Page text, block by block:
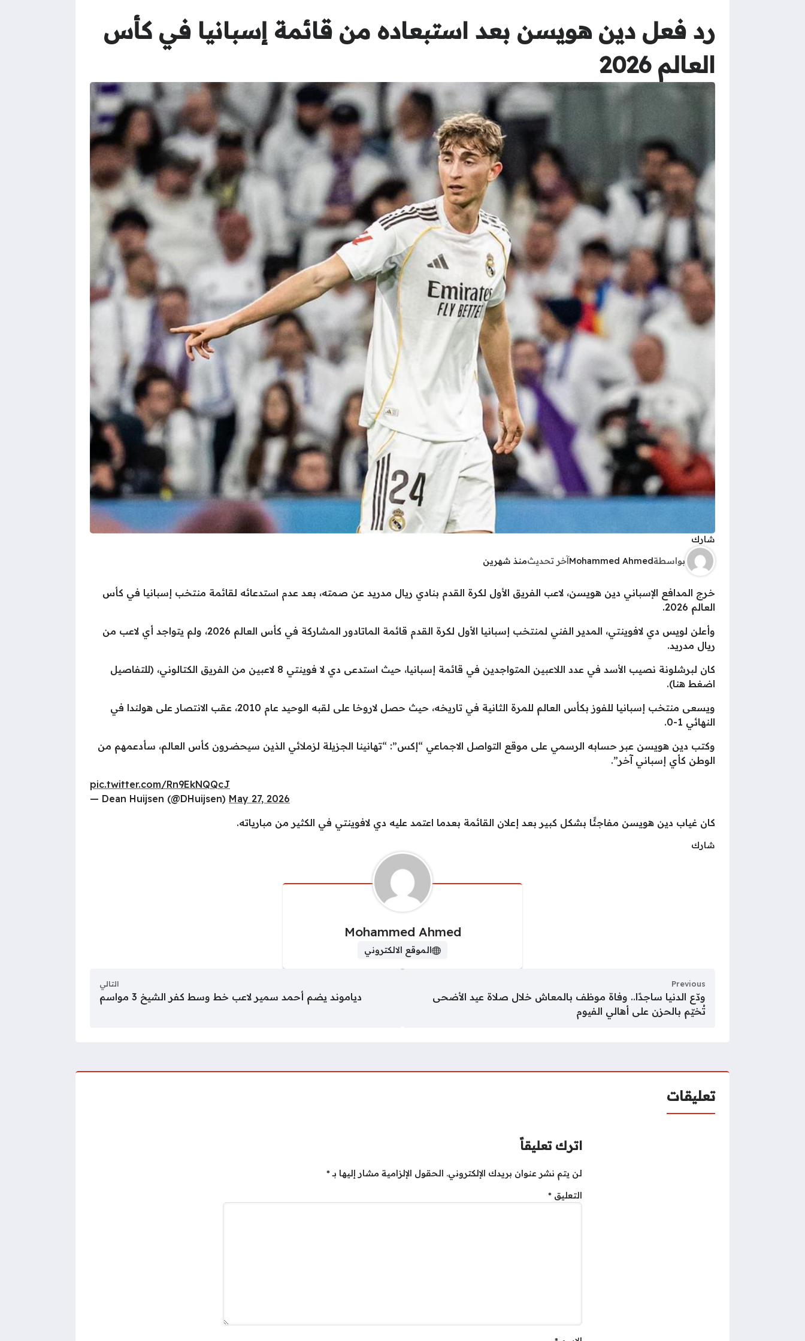
رد فعل دين هويسن بعد استبعاده من قائمة إسبانيا في كأس
العالم 2026
شارك
بواسطةMohammed Ahmedآخر تحديثمنذ شهرين
خرج المدافع الإسباني دين هويسن، لاعب الفريق الأول لكرة القدم بنادي ريال مدريد عن صمته، بعد عدم استدعائه لقائمة منتخب إسبانيا في كأس
العالم 2026.
وأعلن لويس دي لافوينتي، المدير الفني لمنتخب إسبانيا الأول لكرة القدم قائمة الماتادور المشاركة في كأس العالم 2026، ولم يتواجد أي لاعب من
ريال مدريد.
كان لبرشلونة نصيب الأسد في عدد اللاعبين المتواجدين في قائمة إسبانيا، حيث استدعى دي لا فوينتي 8 لاعبين من الفريق الكتالوني، (للتفاصيل
اضغط هنا).
ويسعى منتخب إسبانيا للفوز بكأس العالم للمرة الثانية في تاريخه، حيث حصل لاروخا على لقبه الوحيد عام 2010، عقب الانتصار على هولندا في
النهائي 1-0.
وكتب دين هويسن عبر حسابه الرسمي على موقع التواصل الاجماعي “إكس”: “تهانينا الجزيلة لزملائي الذين سيحضرون كأس العالم، سأدعمهم من
الوطن كأي إسباني آخر”.
pic.twitter.com/Rn9EkNQQcJ
— Dean Huijsen (@DHuijsen) May 27, 2026
كان غياب دين هويسن مفاجئًا بشكل كبير بعد إعلان القائمة بعدما اعتمد عليه دي لافوينتي في الكثير من مبارياته.
شارك
Mohammed Ahmed
الموقع الالكتروني
Previous
ودّع الدنيا ساجدًا.. وفاة موظف بالمعاش خلال صلاة عيد الأضحى
تُخيّم بالحزن على أهالي الفيوم
التالي
دياموند يضم أحمد سمير لاعب خط وسط كفر الشيخ 3 مواسم
تعليقات
اترك تعليقاً
لن يتم نشر عنوان بريدك الإلكتروني. الحقول الإلزامية مشار إليها بـ*
التعليق *